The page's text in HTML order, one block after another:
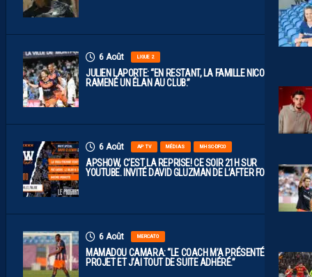
6 Août LIGUE 2
JULIEN LAPORTE: “EN RESTANT, LA FAMILLE NICOLLIN A
RAMENÉ UN ÉLAN AU CLUB.”
6 Août AP TV MÉDIAS MHSC-DFCO
APSHOW, C’EST LA REPRISE! CE SOIR 21H SUR
YOUTUBE. INVITÉ DAVID GLUZMAN DE L’AFTER FOOT.
6 Août MERCATO
MAMADOU CAMARA: “LE COACH M’A PRÉSENTÉ LE
PROJET ET J’AI TOUT DE SUITE ADHÉRÉ.”